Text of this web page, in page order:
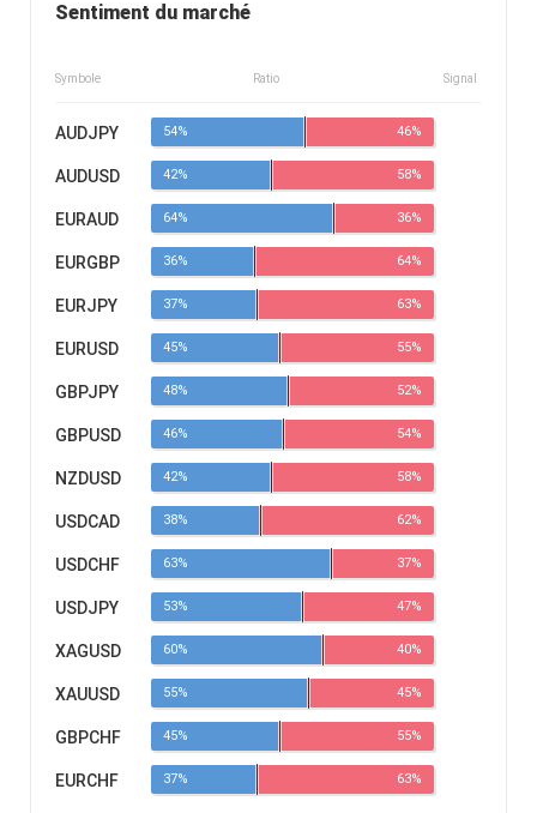
Sentiment du marché
Symbole Ratio Signal
AUDJPY 54% 46%
AUDUSD 42% 58%
EURAUD 64% 36%
EURGBP 36% 64%
EURJPY 37% 63%
EURUSD 45% 55%
GBPJPY 48% 52%
GBPUSD 46% 54%
NZDUSD 42% 58%
USDCAD 38% 62%
USDCHF 63% 37%
USDJPY 53% 47%
XAGUSD 60% 40%
XAUUSD 55% 45%
GBPCHF 45% 55%
EURCHF 37% 63%